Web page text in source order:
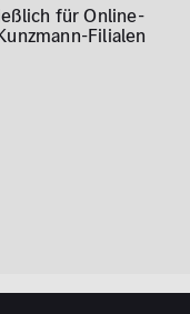
für Online-
Filialen